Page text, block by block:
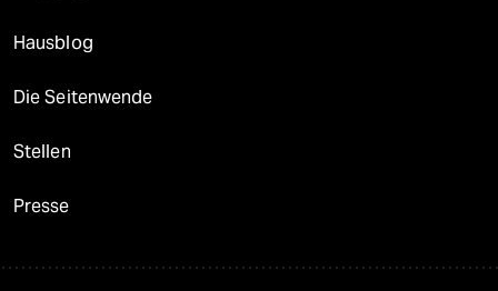
Hausblog
Die Seitenwende
Stellen
Presse